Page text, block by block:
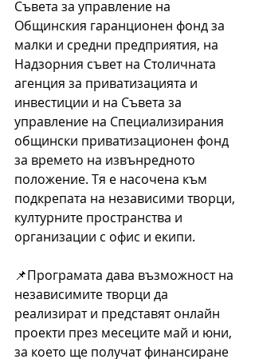
Съвета за управление на
Общинския гаранционен фонд за
малки и средни предприятия, на
Надзорния съвет на Столичната
агенция за приватизацията и
инвестиции и на Съвета за
управление на Специализирания
общински приватизационен фонд
за времето на извънредното
положение. Тя е насочена към
подкрепата на независими творци,
културните пространства и
организации с офис и екипи.
📌Програмата дава възможност на
независимите творци да
реализират и представят онлайн
проекти през месеците май и юни,
за което ще получат финансиране